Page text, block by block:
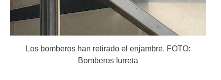
Los bomberos han retirado el enjambre. FOTO:
Bomberos Iurreta